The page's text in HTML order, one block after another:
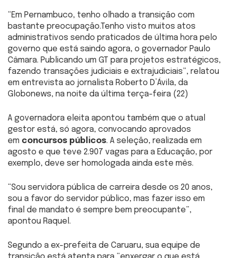
“Em Pernambuco, tenho olhado a transição com
bastante preocupação.Tenho visto muitos atos
administrativos sendo praticados de última hora pelo
governo que está saindo agora, o governador Paulo
Câmara. Publicando um GT para projetos estratégicos,
fazendo transações judiciais e extrajudiciais”, relatou
em entrevista ao jornalista Roberto D’Ávila, da
Globonews, na noite da última terça-feira (22)
A governadora eleita apontou também que o atual
gestor está, só agora, convocando aprovados
em concursos públicos. A seleção, realizada em
agosto e que teve 2.907 vagas para a Educação, por
exemplo, deve ser homologada ainda este mês.
“Sou servidora pública de carreira desde os 20 anos,
sou a favor do servidor público, mas fazer isso em
final de mandato é sempre bem preocupante”,
apontou Raquel.
Segundo a ex-prefeita de Caruaru, sua equipe de